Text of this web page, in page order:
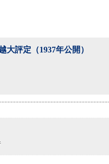
大評定（1937年公開）